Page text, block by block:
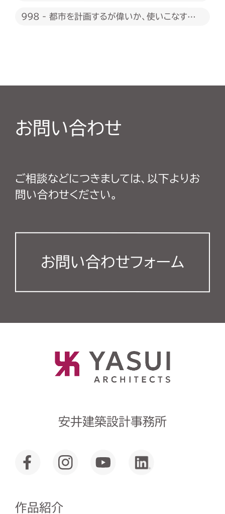
998 - 都市を計画するが偉いか、使いこなすが
お問い合わせ
ご相談などにつきましては、以下よりお
問い合わせください。
お問い合わせフォーム
安井建築設計事務所
作品紹介